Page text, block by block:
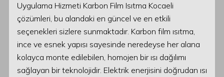
Uygulama Hizmeti Karbon Film Isıtma Kocaeli
çözümleri, bu alandaki en güncel ve en etkili
seçenekleri sizlere sunmaktadır. Karbon film ısıtma,
ince ve esnek yapısı sayesinde neredeyse her alana
kolayca monte edilebilen, homojen bir ısı dağılımı
sağlayan bir teknolojidir. Elektrik enerjisini doğrudan ısı